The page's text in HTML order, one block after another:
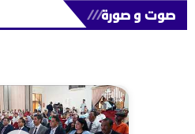
صوت و صورة///